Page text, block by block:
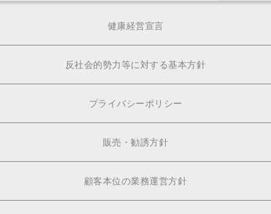
健康経営宣言
反社会的勢力等に対する基本方針
プライバシーポリシー
販売・勧誘方針
顧客本位の業務運営方針